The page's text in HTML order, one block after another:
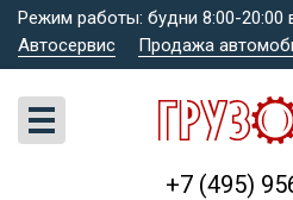
Режим работы: будни 8:00-20:00
Автосервис
Продажа
+7 (495)